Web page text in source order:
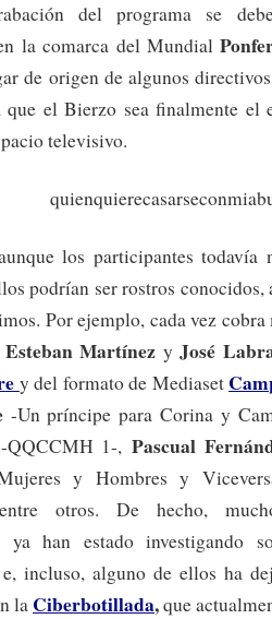
del programa se
la comarca del Mundial
de origen de algunos
que el Bierzo sea finalmente el
televisivo.
los participantes todavía
podrían ser rostros conocidos,
Por ejemplo, cada vez
Esteban Martínez yJosé
y del formato de Mediaset
-Un príncipe para Corina y
-QQCCMH 1-,Pascual
y Hombres y
otros. De hecho,
ya han estado
e, incluso, alguno de ellos ha
la Ciberbotillada,que